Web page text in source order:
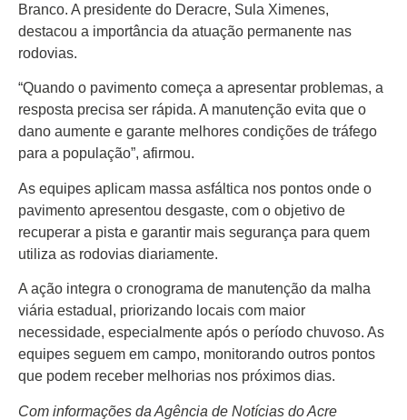
Economia
Atos Oficiais
Atualidades
Blogs e
Colunas
Especiais
Gastronomia
TV Portal
Sobre o
Portal Acre
Expediente
Política de
privacidade
Branco. A presidente do Deracre, Sula Ximenes,
destacou a importância da atuação permanente nas
rodovias.
“Quando o pavimento começa a apresentar problemas, a
resposta precisa ser rápida. A manutenção evita que o
dano aumente e garante melhores condições de tráfego
para a população”, afirmou.
As equipes aplicam massa asfáltica nos pontos onde o
pavimento apresentou desgaste, com o objetivo de
recuperar a pista e garantir mais segurança para quem
utiliza as rodovias diariamente.
A ação integra o cronograma de manutenção da malha
viária estadual, priorizando locais com maior
necessidade, especialmente após o período chuvoso. As
equipes seguem em campo, monitorando outros pontos
que podem receber melhorias nos próximos dias.
Com informações da Agência de Notícias do Acre